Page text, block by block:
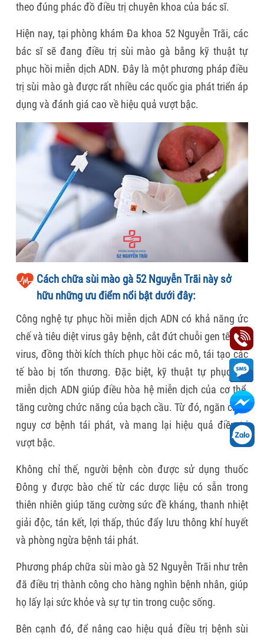
theo đúng phác đồ điều trị chuyên khoa của bác sĩ.
Hiện nay, tại phòng khám Đa khoa 52 Nguyễn Trãi, các
bác sĩ sẽ đang điều trị sùi mào gà bằng kỹ thuật tự
phục hồi miễn dịch ADN. Đây là một phương pháp điều
trị sùi mào gà được rất nhiều các quốc gia phát triển áp
dụng và đánh giá cao về hiệu quả vượt bậc.
Cách chữa sùi mào gà 52 Nguyễn Trãi này sở
hữu những ưu điểm nổi bật dưới đây:
Công nghệ tự phục hồi miễn dịch ADN có khả năng ức
chế và tiêu diệt virus gây bệnh, cắt đứt chuỗi gen tế bào
virus, đồng thời kích thích phục hồi các mô, tái tạo các
tế bào bị tổn thương. Đặc biệt, kỹ thuật tự phục hồi
miễn dịch ADN giúp điều hòa hệ miễn dịch của cơ thể,
tăng cường chức năng của bạch cầu. Từ đó, ngăn chặn
nguy cơ bệnh tái phát, và mang lại hiệu quả điều trị
vượt bậc.
Không chỉ thế, người bệnh còn được sử dụng thuốc
Đông y được bào chế từ các dược liệu có sẵn trong
thiên nhiên giúp tăng cường sức đề kháng, thanh nhiệt
giải độc, tán kết, lợi thấp, thúc đẩy lưu thông khí huyết
và phòng ngừa bệnh tái phát.
Phương pháp chữa sùi mào gà 52 Nguyễn Trãi như trên
đã điều trị thành công cho hàng nghìn bệnh nhân, giúp
họ lấy lại sức khỏe và sự tự tin trong cuộc sống.
Bên cạnh đó, để nâng cao hiệu quả điều trị bệnh sùi